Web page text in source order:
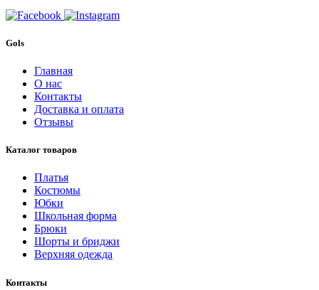
Gols
Главная
О нас
Контакты
Доставка и оплата
Отзывы
Каталог товаров
Платья
Костюмы
Юбки
Школьная форма
Брюки
Шорты и бриджи
Верхняя одежда
Контакты